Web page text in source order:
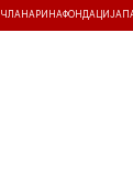
ЧЛАНАРИНАФОНДАЦИЈА